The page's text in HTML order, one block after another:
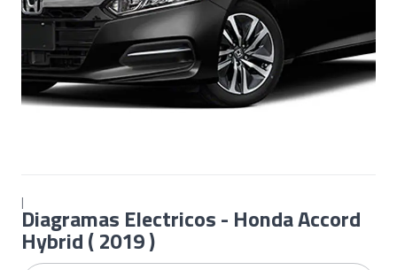
|
Diagramas Electricos - Honda Accord
Hybrid ( 2019 )